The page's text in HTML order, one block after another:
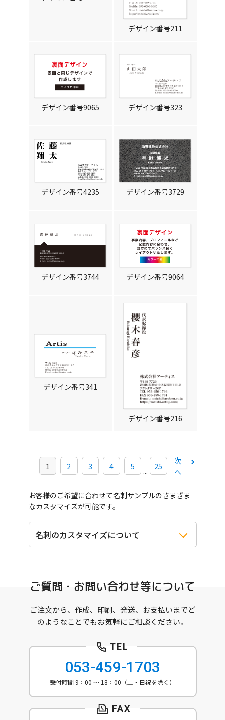
デザイン番号211
デザイン番号9065 デザイン番号323
デザイン番号4235 デザイン番号3729
デザイン番号3744 デザイン番号9064
デザイン番号341
デザイン番号216
1 2 3 4 5 ... 25
次
へ
お客様のご希望に合わせて名刺サンプルのさまざま
なカスタマイズが可能です。
名刺のカスタマイズについて
ご質問・お問い合わせ等について
ご注文から、作成、印刷、発送、お支払いまでど
のようなことでもお気軽にご相談ください。
053-459-1703
受付時間 9：00 ～ 18：00（土・日祝を除く）